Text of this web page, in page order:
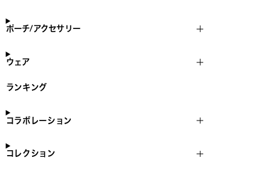
ポーチ/アクセサリー
ウェア
ランキング
コラボレーション
コレクション